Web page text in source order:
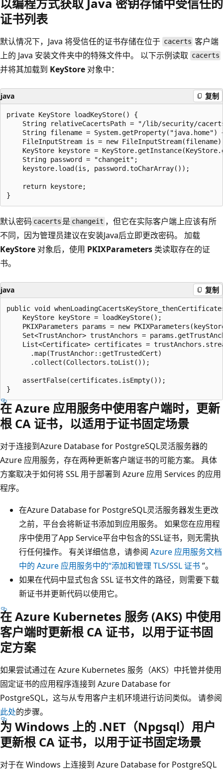
证书列表
默认情况下，Java 将受信任的证书存储在位于 cacerts 客户端
上的 Java 安装文件夹中的特殊文件中。 以下示例读取 cacerts
并将其加载到 KeyStore 对象中：
java 复制
private KeyStore loadKeyStore() {
String relativeCacertsPath = "/lib/security/
String filename = System.getProperty("java.home")
FileInputStream is = new
KeyStore keystore =
    String password = "changeit";
    keystore.load(is, password.toCharArray());
    return keystore;
默认密码 cacerts 是 changeit ，但它在实际客户端上应该有所
不同，因为管理员建议在安装Java后立即更改密码。 加载
KeyStore 对象后，使用 PKIXParameters 类读取存在的证
书。
java 复制
public void
    KeyStore keyStore = loadKeyStore();
PKIXParameters params = new
Set<TrustAnchor> trustAnchors =
List<Certificate> certificates =
      .map(TrustAnchor::getTrustedCert)
      .collect(Collectors.toList());
    assertFalse(certificates.isEmpty());
在 Azure 应用服务中使用客户端时，更新
根 CA 证书，以适用于证书固定场景
对于连接到Azure Database for PostgreSQL灵活服务器的
Azure 应用服务，存在两种更新客户端证书的可能方案。 具体
方案取决于如何将 SSL 用于部署到 Azure 应用 Services 的应用
程序。
在Azure Database for PostgreSQL灵活服务器发生更改
之前，平台会将新证书添加到应用服务。 如果您在应用程
序中使用了App Service平台中包含的SSL证书，则无需执
行任何操作。 有关详细信息，请参阅 Azure 应用服务文档
中的 Azure 应用服务中的“添加和管理 TLS/SSL 证书 ”。
如果在代码中显式包含 SSL 证书文件的路径，则需要下载
新证书并更新代码以使用它。
在 Azure Kubernetes 服务 (AKS) 中使用
客户端时更新根 CA 证书，以用于证书固
定方案
如果尝试通过在 Azure Kubernetes 服务（AKS）中托管并使用
固定证书的应用程序连接到 Azure Database for
PostgreSQL，这与从专用客户主机环境进行访问类似。 请参阅
此处的步骤。
为 Windows 上的 .NET（Npgsql）用户
更新根 CA 证书，以用于证书固定场景
对于在 Windows 上连接到 Azure Database for PostgreSQL